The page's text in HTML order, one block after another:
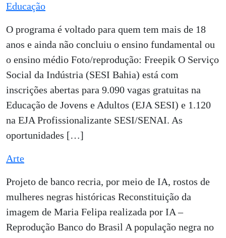
Educação
O programa é voltado para quem tem mais de 18
anos e ainda não concluiu o ensino fundamental ou
o ensino médio Foto/reprodução: Freepik O Serviço
Social da Indústria (SESI Bahia) está com
inscrições abertas para 9.090 vagas gratuitas na
Educação de Jovens e Adultos (EJA SESI) e 1.120
na EJA Profissionalizante SESI/SENAI. As
oportunidades […]
Arte
Projeto de banco recria, por meio de IA, rostos de
mulheres negras históricas Reconstituição da
imagem de Maria Felipa realizada por IA –
Reprodução Banco do Brasil A população negra no